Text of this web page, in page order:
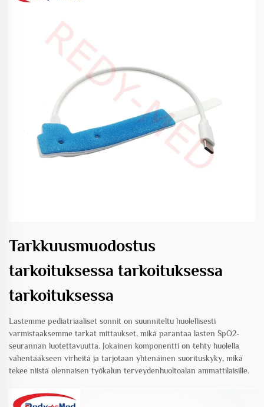
Tarkkuusmuodostus
tarkoituksessa tarkoituksessa
tarkoituksessa
Lastemme pediatriaaliset sonnit on suunniteltu huolellisesti
varmistaaksemme tarkat mittaukset, mikä parantaa lasten SpO2-
seurannan luotettavuutta. Jokainen komponentti on tehty huolella
vähentääkseen virheitä ja tarjotaan yhtenäinen suorituskyky, mikä
tekee niistä olennaisen työkalun terveydenhuoltoalan ammattilaisille.